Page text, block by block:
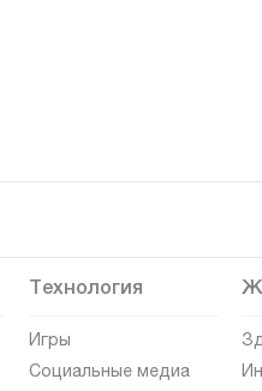
Технология
Игры
Социальные медиа